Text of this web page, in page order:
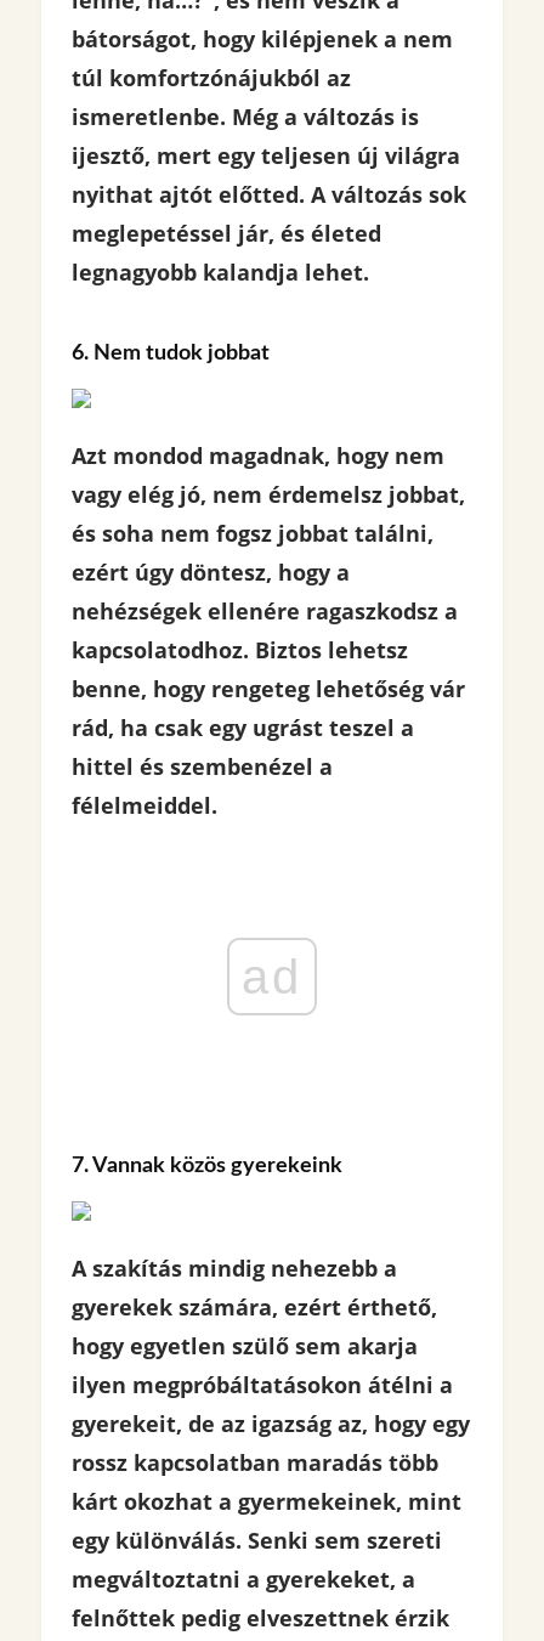
bátorságot, hogy kilépjenek a nem
túl komfortzónájukból az
ismeretlenbe. Még a változás is
ijesztő, mert egy teljesen új világra
nyithat ajtót előtted. A változás sok
meglepetéssel jár, és életed
legnagyobb kalandja lehet.
6. Nem tudok jobbat
Azt mondod magadnak, hogy nem
vagy elég jó, nem érdemelsz jobbat,
és soha nem fogsz jobbat találni,
ezért úgy döntesz, hogy a
nehézségek ellenére ragaszkodsz a
kapcsolatodhoz. Biztos lehetsz
benne, hogy rengeteg lehetőség vár
rád, ha csak egy ugrást teszel a
hittel és szembenézel a
félelmeiddel.
ad
7. Vannak közös gyerekeink
A szakítás mindig nehezebb a
gyerekek számára, ezért érthető,
hogy egyetlen szülő sem akarja
ilyen megpróbáltatásokon átélni a
gyerekeit, de az igazság az, hogy egy
rossz kapcsolatban maradás több
kárt okozhat a gyermekeinek, mint
egy különválás. Senki sem szereti
megváltoztatni a gyerekeket, a
felnőttek pedig elveszettnek érzik